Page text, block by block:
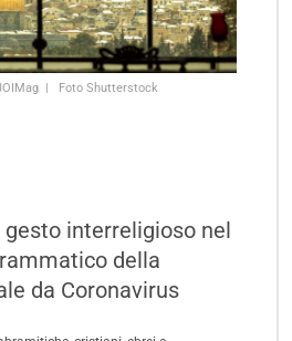
Foto Shutterstock
interreligioso nel
della
da Coronavirus